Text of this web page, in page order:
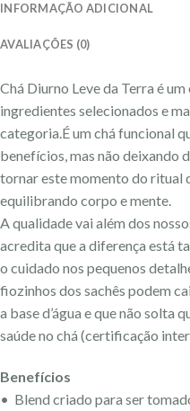
INFORMAÇÃO ADICIONAL
AVALIAÇÕES (0)
Chá Diurno Leve da Terra é
ingredientes selecionados e
categoria.É um chá funcional
benefícios, mas não deixando
tornar este momento do ritual
equilibrando corpo e mente.
A qualidade vai além dos
acredita que a diferença está
o cuidado nos pequenos
fiozinhos dos sachês podem
a base d’água e que não solta
saúde no chá (certificação
Benefícios
• Blend criado para ser